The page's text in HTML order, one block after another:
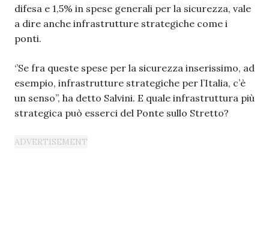
difesa e 1,5% in spese generali per la sicurezza, vale
a dire anche infrastrutture strategiche come i
ponti.
‘’Se fra queste spese per la sicurezza inserissimo, ad
esempio, infrastrutture strategiche per l’Italia, c’è
un senso”, ha detto Salvini. E quale infrastruttura più
strategica può esserci del Ponte sullo Stretto?